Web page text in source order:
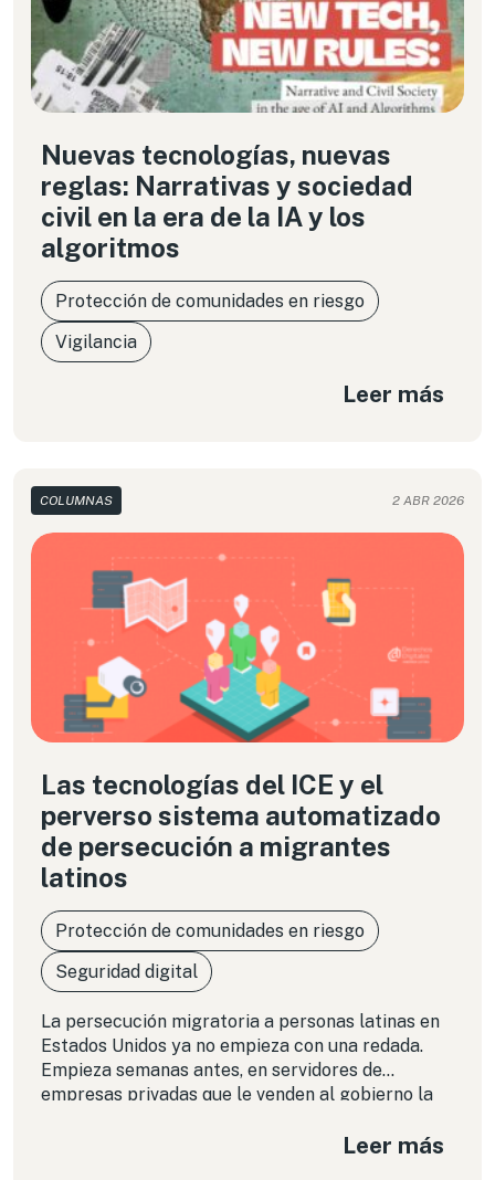
Nuevas tecnologías, nuevas
reglas: Narrativas y sociedad
civil en la era de la IA y los
algoritmos
Protección de comunidades en riesgo
Vigilancia
Leer más
COLUMNAS 2 ABR 2026
Las tecnologías del ICE y el
perverso sistema automatizado
de persecución a migrantes
latinos
Protección de comunidades en riesgo
Seguridad digital
La persecución migratoria a personas latinas en
Estados Unidos ya no empieza con una redada.
Empieza semanas antes, en servidores de
empresas privadas que le venden al gobierno la
quiera ser encontrada. El ICE dejó de ser una
Leer más